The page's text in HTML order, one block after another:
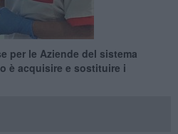
per le Aziende del sistema
è acquisire e sostituire i